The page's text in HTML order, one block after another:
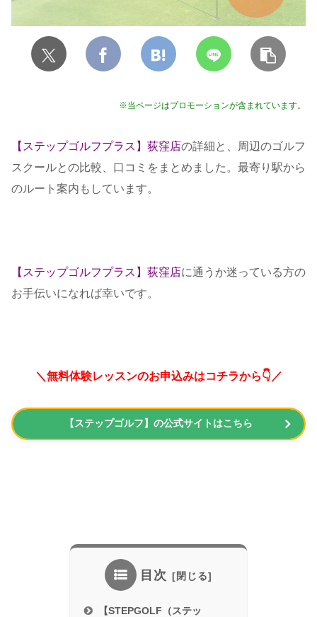
※当ページはプロモーションが含まれています。
【ステップゴルフプラス】荻窪店の詳細と、周辺のゴルフ
スクールとの比較、口コミをまとめました。最寄り駅から
のルート案内もしています。
【ステップゴルフプラス】荻窪店に通うか迷っている方の
お手伝いになれば幸いです。
＼無料体験レッスンのお申込みはコチラから👇／
【ステップゴルフ】の公式サイトはこちら
目次
【STEPGOLF（ステッ